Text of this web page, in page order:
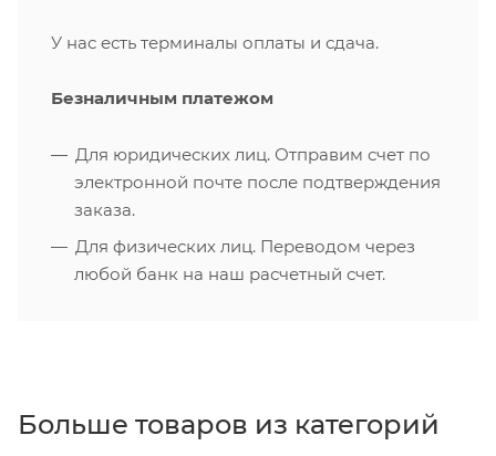
У нас есть терминалы оплаты и сдача.
Безналичным платежом
Для юридических лиц. Отправим счет по
электронной почте после подтверждения
заказа.
Для физических лиц. Переводом через
любой банк на наш расчетный счет.
Больше товаров из категорий